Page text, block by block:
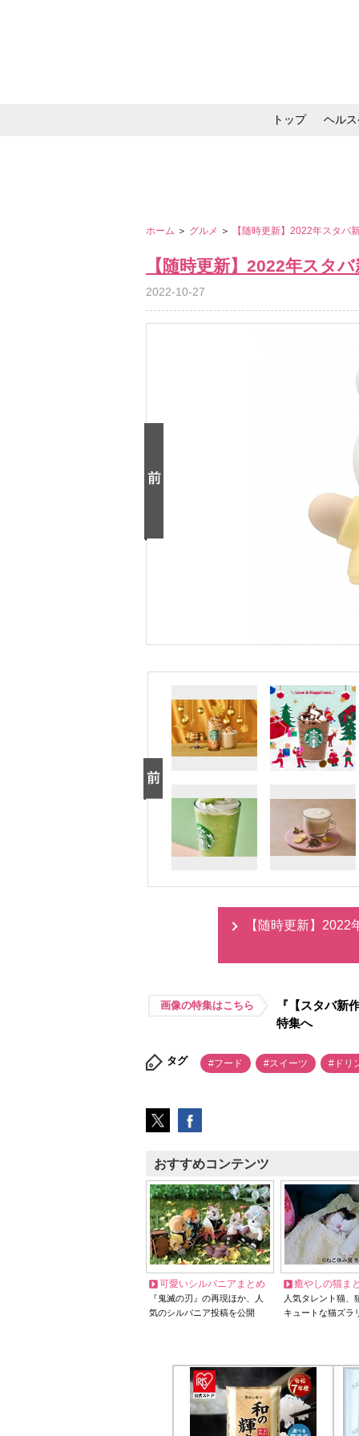
トップ ヘル
ホーム ＞ グルメ ＞ 【随時更新】2022年スタバ
【随時更新】2022年スタ
2022-10-27
【随時更新】
画像の特集はこちら
『【スタバ新
特集へ
タグ #フード #スイーツ #ドリ
おすすめコンテンツ
可愛いシルバニアまとめ
『鬼滅の刃』の再現ほか、人
気のシルバニア投稿を公開
癒やしの猫ま
人気タレント猫
キュートな猫ズラ